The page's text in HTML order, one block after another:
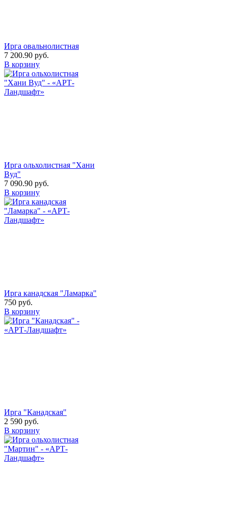
Ирга овальнолистная
7 200.90 руб.
В корзину
Ирга ольхолистная "Хани
Вуд"
7 090.90 руб.
В корзину
Ирга канадская "Ламарка"
750 руб.
В корзину
Ирга "Канадская"
2 590 руб.
В корзину